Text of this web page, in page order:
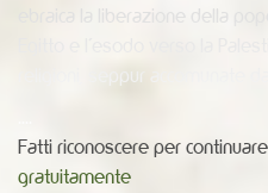
ebraica la liberazione della
religioni, seppur accomunate
Fatti riconoscere per
gratuitamente